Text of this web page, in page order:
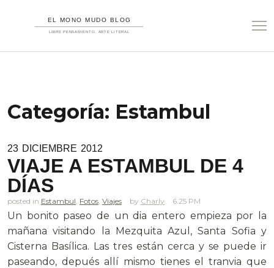
Categoría: Estambul
23 DICIEMBRE 2012
VIAJE A ESTAMBUL DE 4
DÍAS
posted in Estambul Fotos Viajes Charly 6.25 PM
Un bonito paseo de un dia entero empieza por la
mañana visitando la Mezquita Azul, Santa Sofia y
Cisterna Basílica. Las tres están cerca y se puede ir
paseando, depués allí mismo tienes el tranvia que